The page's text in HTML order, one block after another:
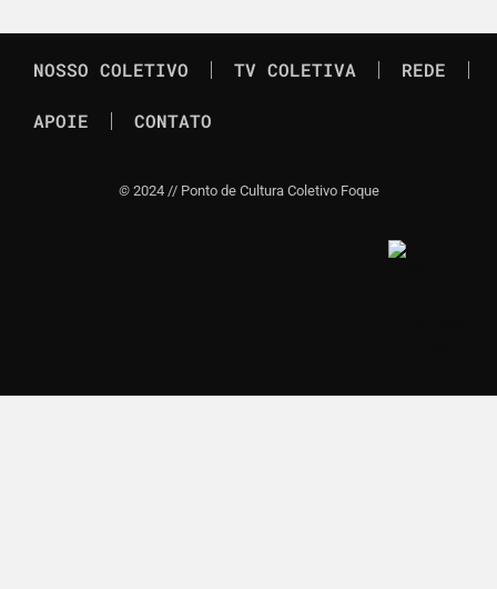
NOSSO COLETIVO TV COLETIVA REDE
APOIE CONTATO
© 2024 // Ponto de Cultura Coletivo Foque